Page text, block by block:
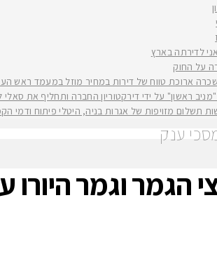
לדירתה בארץ
על החוק
על ידי דירקטוריון החברה ותחליף את סאלי לוי שפורשת
תשלום מזויפות של אגרות בניה, היטלי פיתוח
ענק
הגמר וגמר היורו